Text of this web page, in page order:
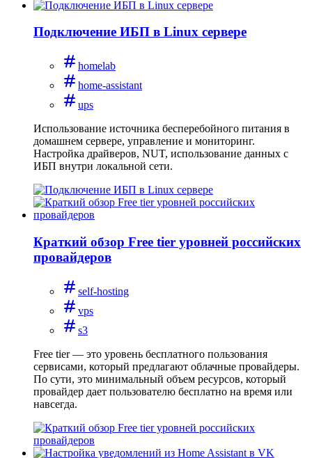
Подключение ИБП в Linux сервере
homelab
home-assistant
ups
Использование источника бесперебойного питания в
домашнем сервере, управление и мониторинг.
Настройка драйверов, NUT, использование данных с
ИБП внутри локальной сети.
Краткий обзор Free tier уровней российских
провайдеров
self-hosting
vps
s3
Free tier — это уровень бесплатного пользования
сервисами, который предлагают облачные провайдеры.
По сути, это минимальный объем ресурсов, который
провайдер дает пользователю бесплатно на время или
навсегда.